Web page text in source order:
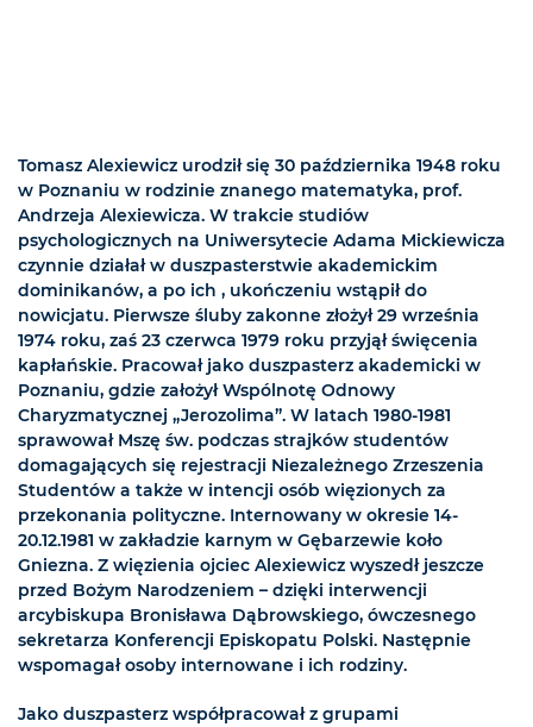
Tomasz Alexiewicz urodził się 30 października 1948 roku
w Poznaniu w rodzinie znanego matematyka, prof.
Andrzeja Alexiewicza. W trakcie studiów
psychologicznych na Uniwersytecie Adama Mickiewicza
czynnie działał w duszpasterstwie akademickim
dominikanów, a po ich , ukończeniu wstąpił do
nowicjatu. Pierwsze śluby zakonne złożył 29 września
1974 roku, zaś 23 czerwca 1979 roku przyjął święcenia
kapłańskie. Pracował jako duszpasterz akademicki w
Poznaniu, gdzie założył Wspólnotę Odnowy
Charyzmatycznej „Jerozolima”. W latach 1980-1981
sprawował Mszę św. podczas strajków studentów
domagających się rejestracji Niezależnego Zrzeszenia
Studentów a także w intencji osób więzionych za
przekonania polityczne. Internowany w okresie 14-
20.12.1981 w zakładzie karnym w Gębarzewie koło
Gniezna. Z więzienia ojciec Alexiewicz wyszedł jeszcze
przed Bożym Narodzeniem – dzięki interwencji
arcybiskupa Bronisława Dąbrowskiego, ówczesnego
sekretarza Konferencji Episkopatu Polski. Następnie
wspomagał osoby internowane i ich rodziny.
Jako duszpasterz współpracował z grupami